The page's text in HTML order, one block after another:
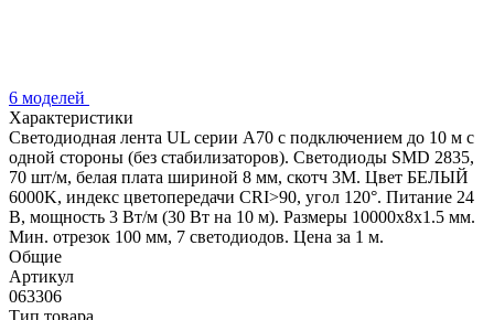
6 моделей
Характеристики
Светодиодная лента UL серии A70 с подключением до 10 м с
одной стороны (без стабилизаторов). Светодиоды SMD 2835,
70 шт/м, белая плата шириной 8 мм, скотч 3M. Цвет БЕЛЫЙ
6000K, индекс цветопередачи CRI>90, угол 120°. Питание 24
В, мощность 3 Вт/м (30 Вт на 10 м). Размеры 10000x8x1.5 мм.
Мин. отрезок 100 мм, 7 светодиодов. Цена за 1 м.
Общие
Артикул
063306
Тип товара